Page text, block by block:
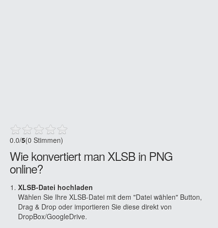
0.0/5(0 Stimmen)
Wie konvertiert man XLSB in PNG
online?
XLSB-Datei hochladen
Wählen Sie Ihre XLSB-Datei mit dem "Datei wählen" Button,
Drag & Drop oder importieren Sie diese direkt von
DropBox/GoogleDrive.